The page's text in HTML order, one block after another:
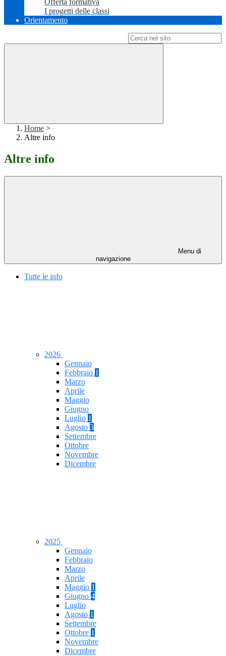
Offerta formativa
I progetti delle classi
Orientamento
Home >
Altre info
Altre info
Menu di
navigazione
Tutte le info
2026
Gennaio
Febbraio 1
Marzo
Aprile
Maggio
Giugno
Luglio 1
Agosto 3
Settembre
Ottobre
Novembre
Dicembre
2025
Gennaio
Febbraio
Marzo
Aprile
Maggio 1
Giugno 4
Luglio
Agosto 1
Settembre
Ottobre 1
Novembre
Dicembre